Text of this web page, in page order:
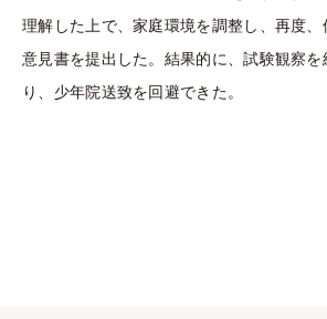
理解した上で、家庭環境を調整し、再度、
意見書を提出した。結果的に、試験観察
り、少年院送致を回避できた。